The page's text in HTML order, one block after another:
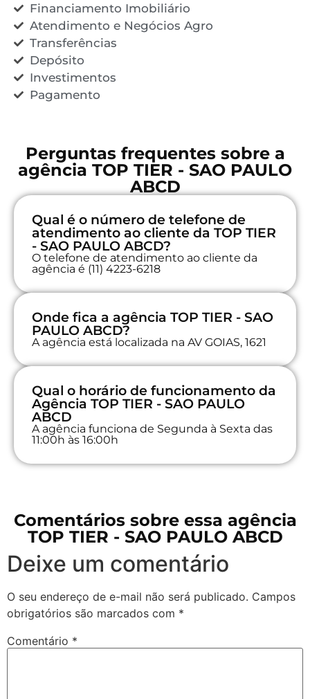
Financiamento Imobiliário
Atendimento e Negócios Agro
Transferências
Depósito
Investimentos
Pagamento
Perguntas frequentes sobre a
agência TOP TIER - SAO PAULO
ABCD
Qual é o número de telefone de
atendimento ao cliente da TOP TIER
- SAO PAULO ABCD?
O telefone de atendimento ao cliente da
agência é (11) 4223-6218
Onde fica a agência TOP TIER - SAO
PAULO ABCD?
A agência está localizada na AV GOIAS, 1621
Qual o horário de funcionamento da
Agência TOP TIER - SAO PAULO
ABCD
A agência funciona de Segunda à Sexta das
11:00h às 16:00h
Comentários sobre essa agência
TOP TIER - SAO PAULO ABCD
Deixe um comentário
O seu endereço de e-mail não será publicado. Campos
obrigatórios são marcados com *
Comentário *